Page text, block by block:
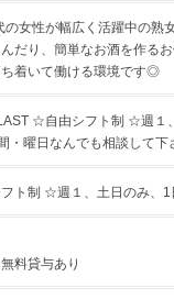
の女性が幅広く活躍中の熟
だり、簡単なお酒を作る
ち着いて働ける環境です◎
☆自由シフト制 ☆週１
・曜日なんでも相談して下
ト制 ☆週１、土日のみ、1
料貸与あり